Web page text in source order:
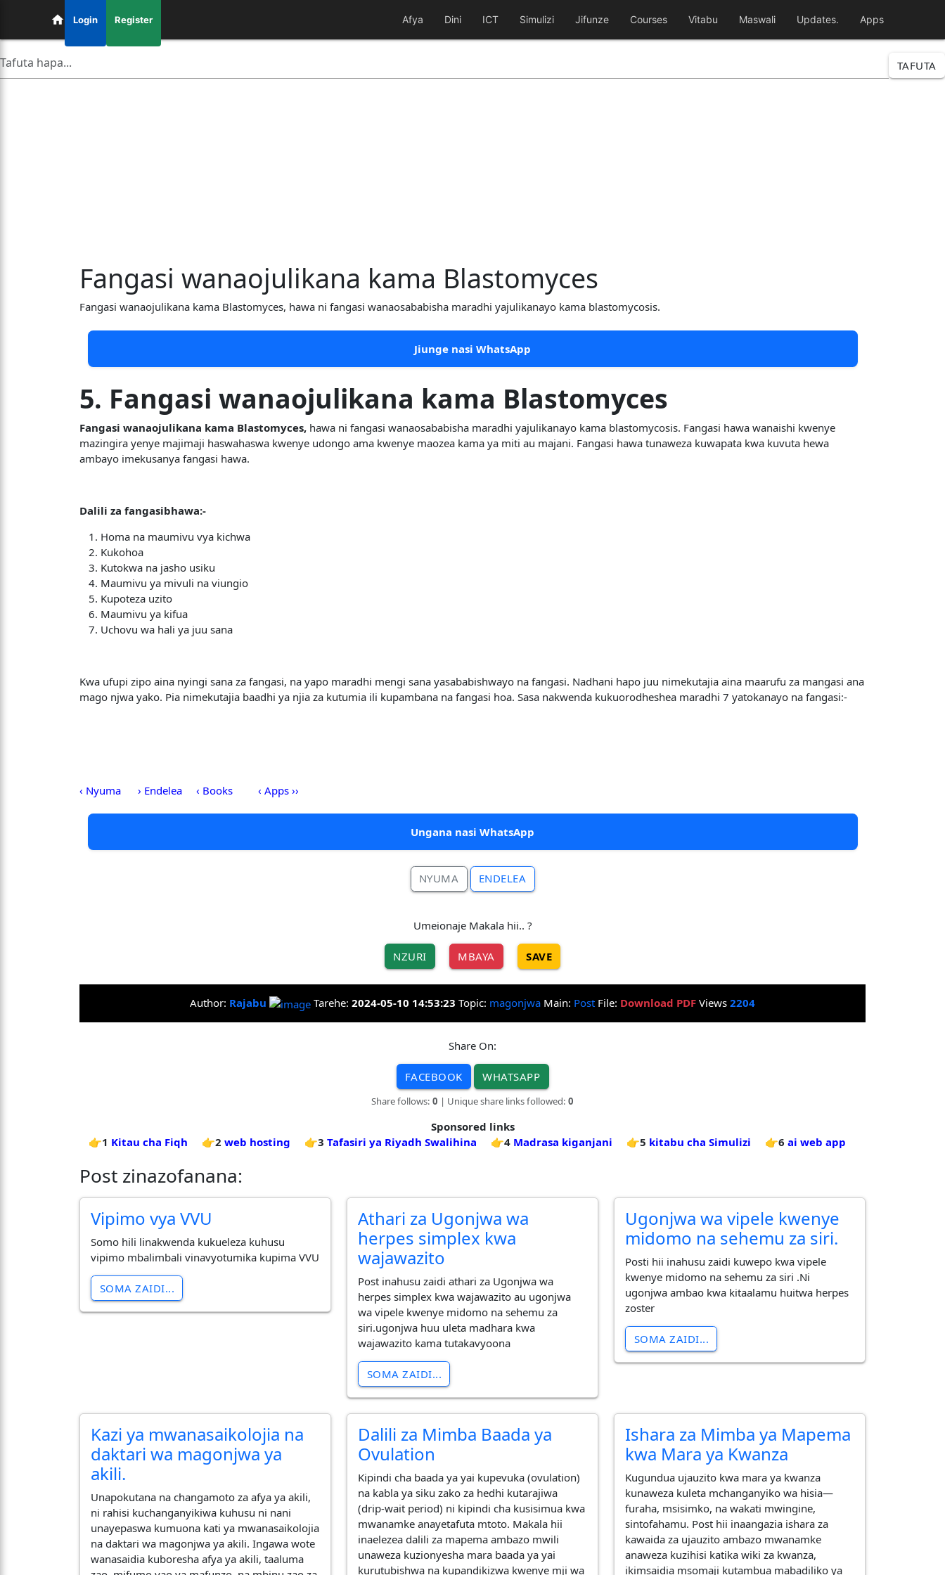
Login Register Afya Dini ICT Simulizi Jifunze Courses Vitabu Maswali Updates. Apps
TAFUTA
Fangasi wanaojulikana kama Blastomyces
Fangasi wanaojulikana kama Blastomyces, hawa ni fangasi wanaosababisha maradhi yajulikanayo kama blastomycosis.
Jiunge nasi WhatsApp
5. Fangasi wanaojulikana kama Blastomyces
Fangasi wanaojulikana kama Blastomyces, hawa ni fangasi wanaosababisha maradhi yajulikanayo kama blastomycosis. Fangasi hawa wanaishi kwenye
mazingira yenye majimaji haswahaswa kwenye udongo ama kwenye maozea kama ya miti au majani. Fangasi hawa tunaweza kuwapata kwa kuvuta hewa
ambayo imekusanya fangasi hawa.
Dalili za fangasibhawa:-
Homa na maumivu vya kichwa
Kukohoa
Kutokwa na jasho usiku
Maumivu ya mivuli na viungio
Kupoteza uzito
Maumivu ya kifua
Uchovu wa hali ya juu sana
Kwa ufupi zipo aina nyingi sana za fangasi, na yapo maradhi mengi sana yasababishwayo na fangasi. Nadhani hapo juu nimekutajia aina maarufu za mangasi ana
mago njwa yako. Pia nimekutajia baadhi ya njia za kutumia ili kupambana na fangasi hoa. Sasa nakwenda kukuorodheshea maradhi 7 yatokanayo na fangasi:-
‹ Nyuma › Endelea ‹ Books ‹ Apps ››
Ungana nasi WhatsApp
NYUMA ENDELEA
Umeionaje Makala hii.. ?
NZURI MBAYA SAVE
Author: Rajabu Tarehe: 2024-05-10 14:53:23 Topic: magonjwa Main: Post File: Download PDF Views 2204
Share On:
FACEBOOK WHATSAPP
Share follows: 0 | Unique share links followed: 0
Sponsored links
👉1 Kitau cha Fiqh 👉2 web hosting 👉3 Tafasiri ya Riyadh Swalihina 👉4 Madrasa kiganjani 👉5 kitabu cha Simulizi 👉6 ai web app
Post zinazofanana:
Vipimo vya VVU
Somo hili linakwenda kukueleza kuhusu
vipimo mbalimbali vinavyotumika kupima VVU
SOMA ZAIDI...
Athari za Ugonjwa wa
herpes simplex kwa
wajawazito
Post inahusu zaidi athari za Ugonjwa wa
herpes simplex kwa wajawazito au ugonjwa
wa vipele kwenye midomo na sehemu za
siri.ugonjwa huu uleta madhara kwa
wajawazito kama tutakavyoona
SOMA ZAIDI...
Ugonjwa wa vipele kwenye
midomo na sehemu za siri.
Posti hii inahusu zaidi kuwepo kwa vipele
kwenye midomo na sehemu za siri .Ni
ugonjwa ambao kwa kitaalamu huitwa herpes
zoster
SOMA ZAIDI...
Kazi ya mwanasaikolojia na
daktari wa magonjwa ya
akili.
Unapokutana na changamoto za afya ya akili,
ni rahisi kuchanganyikiwa kuhusu ni nani
unayepaswa kumuona kati ya mwanasaikolojia
na daktari wa magonjwa ya akili. Ingawa wote
wanasaidia kuboresha afya ya akili, taaluma
Dalili za Mimba Baada ya
Ovulation
Kipindi cha baada ya yai kupevuka (ovulation)
na kabla ya siku zako za hedhi kutarajiwa
(drip-wait period) ni kipindi cha kusisimua kwa
mwanamke anayetafuta mtoto. Makala hii
inaelezea dalili za mapema ambazo mwili
unaweza kuzionyesha mara baada ya yai
kurutubishwa na kupandikizwa kwenye mji wa
Ishara za Mimba ya Mapema
kwa Mara ya Kwanza
​Kugundua ujauzito kwa mara ya kwanza
kunaweza kuleta mchanganyiko wa hisia—
furaha, msisimko, na wakati mwingine,
sintofahamu. Post hii inaangazia ishara za
kawaida za ujauzito ambazo mwanamke
anaweza kuzihisi katika wiki za kwanza,
ikimsaidia msomaji kutambua mabadiliko ya